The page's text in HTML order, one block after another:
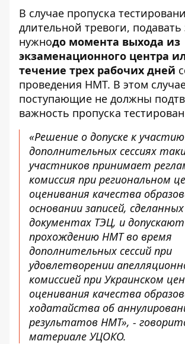
В случае пропуска
длительной тревоги,
нужнодо момента выхода из
экзаменационного центра
течение трех рабочих дней
проведения НМТ. В этом
поступающие не должны
важность пропуска
«Решение о допуске к
дополнительных сессиях
участников принимает
комиссия при региональном
оценивания качества
основании записей,
документах ТЭЦ, и
прохождению НМТ во время
дополнительных сессий при
удовлетворении
комиссией при Украинском
оценивания качества
ходатайства об
результатов НМТ», -
материале УЦОКО.